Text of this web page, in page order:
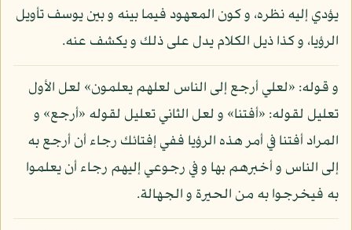
يؤدي إليه نظره، و كون المعهود فيما بينه و بين يوسف تأويل
الرؤيا، و كذا ذيل الكلام يدل على ذلك و يكشف عنه.
و قوله: «لعلي أرجع إلى الناس لعلهم يعلمون» لعل الأول
تعليل لقوله: «أفتنا» و لعل الثاني تعليل لقوله «أرجع» و
المراد أفتنا في أمر هذه الرؤيا ففي إفتائك رجاء أن أرجع به
إلى الناس و أخبرهم بها و في رجوعي إليهم رجاء أن يعلموا
به فيخرجوا به من الحيرة و الجهالة.